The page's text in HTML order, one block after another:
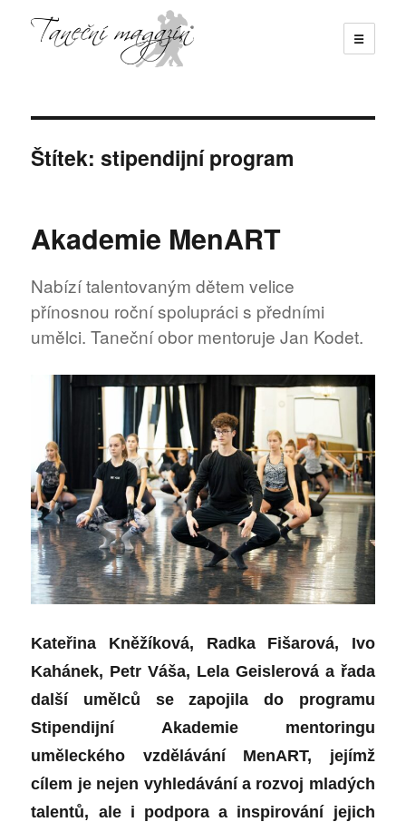
☰
Štítek:stipendijní program
Akademie MenART
Nabízí talentovaným dětem velice
přínosnou roční spolupráci s předními
umělci. Taneční obor mentoruje Jan Kodet.
Kateřina Kněžíková, Radka Fišarová, Ivo
Kahánek, Petr Váša, Lela Geislerová a řada
další umělců se zapojila do programu
Stipendijní Akademie mentoringu
uměleckého vzdělávání MenART, jejímž
cílem je nejen vyhledávání a rozvoj mladých
talentů, ale i podpora a inspirování jejich